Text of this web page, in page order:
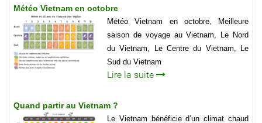
Météo Vietnam en octobre
Météo Vietnam en octobre, Meilleure
saison de voyage au Vietnam, Le Nord
du Vietnam, Le Centre du Vietnam, Le
Sud du Vietnam
Lire la suite
Quand partir au Vietnam ?
Le Vietnam bénéficie d’un climat chaud